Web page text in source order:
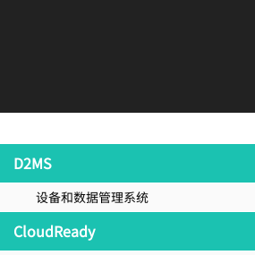
D2MS
设备和数据管理系统
CloudReady